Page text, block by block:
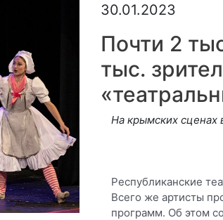
30.01.2023
Почти 2
тыс.
На крымских сценах
Республиканские
Всего же артисты
программ. Об этом